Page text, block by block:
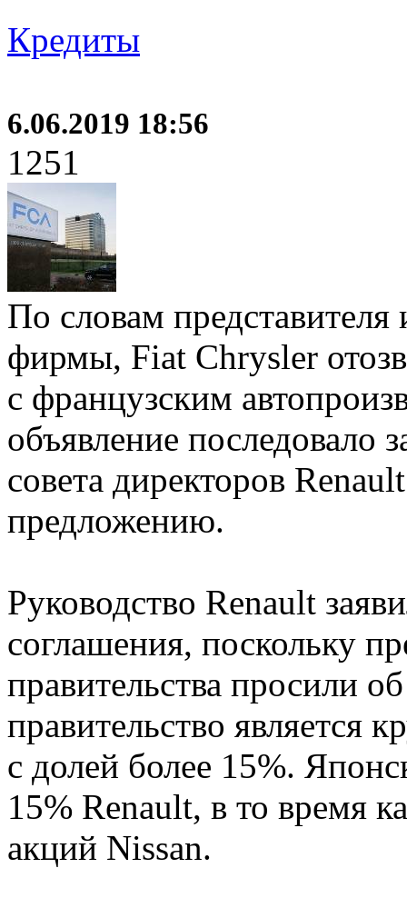
Кредиты
6.06.2019 18:56
1251
По словам представителя
фирмы, Fiat Chrysler
с французским
объявление последовало
совета директоров
предложению.
Руководство Renault
соглашения, поскольку
правительства просили
правительство является
с долей более 15%.
15% Renault, в то время
акций Nissan.